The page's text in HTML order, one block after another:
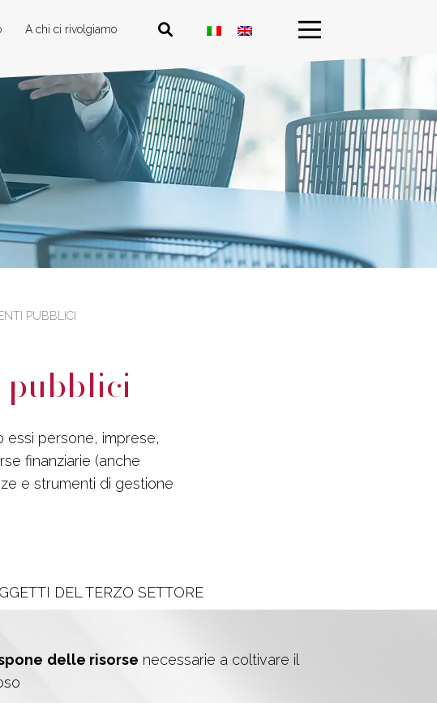
A chi ci rivolgiamo
PUBBLICI
pubblici
essi persone, imprese,
finanziarie (anche
e strumenti di gestione
DEL TERZO SETTORE
delle risorse necessarie a coltivare il